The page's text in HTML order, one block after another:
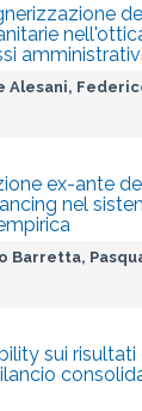
Alesani,
ex-ante
nel
Barretta,
sui